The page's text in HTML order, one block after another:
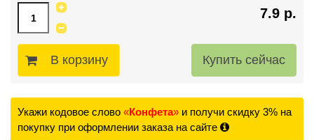
7.9 р.
В корзину
Укажи кодовое слово «Конфета» и получи скидку 3% на
покупку при оформлении заказа на сайте